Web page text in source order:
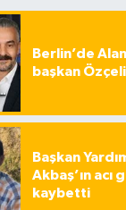
Berlin’de
başkan
Başkan
Akbaş’ın acı
kaybetti